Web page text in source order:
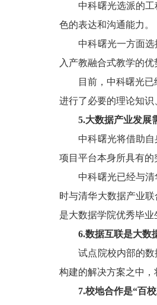
中科曙光选派的工程
色的表达和沟通能力。
中科曙光一方面选拔
入产教融合式教学的
目前，中科曙光已经
进行了必要的理论知
5.大数据产业发展
中科曙光将借助自身
项目平台本身所具有
中科曙光已经与清华
时与清华大数据产业
是大数据学院优秀毕业
6.数据互联是大数
试点院校内部的数据
构建的解决方案之中
7.校地合作是“百